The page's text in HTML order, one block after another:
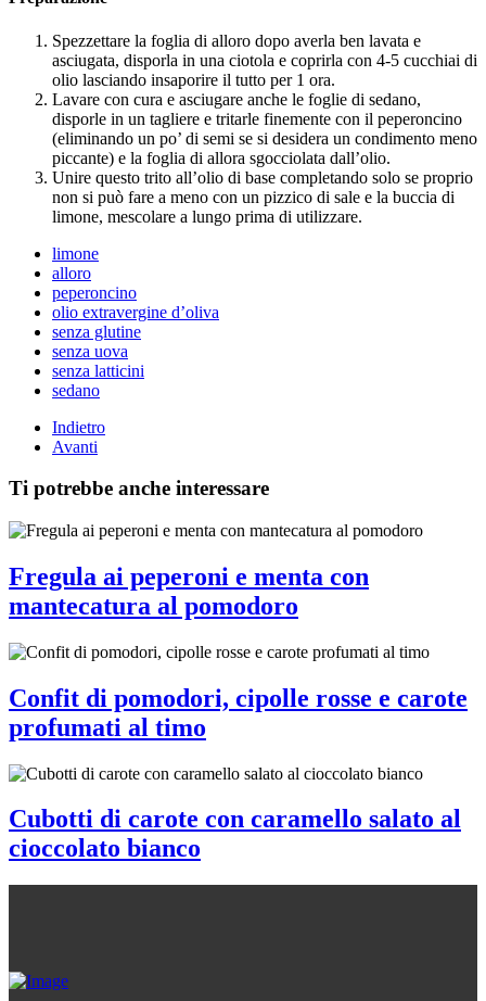
Spezzettare la foglia di alloro dopo averla ben lavata e
asciugata, disporla in una ciotola e coprirla con 4-5 cucchiai di
olio lasciando insaporire il tutto per 1 ora.
Lavare con cura e asciugare anche le foglie di sedano,
disporle in un tagliere e tritarle finemente con il peperoncino
(eliminando un po’ di semi se si desidera un condimento meno
piccante) e la foglia di allora sgocciolata dall’olio.
Unire questo trito all’olio di base completando solo se proprio
non si può fare a meno con un pizzico di sale e la buccia di
limone, mescolare a lungo prima di utilizzare.
limone
alloro
peperoncino
olio extravergine d’oliva
senza glutine
senza uova
senza latticini
sedano
Indietro
Avanti
Ti potrebbe anche interessare
Fregula ai peperoni e menta con
mantecatura al pomodoro
Confit di pomodori, cipolle rosse e carote
profumati al timo
Cubotti di carote con caramello salato al
cioccolato bianco